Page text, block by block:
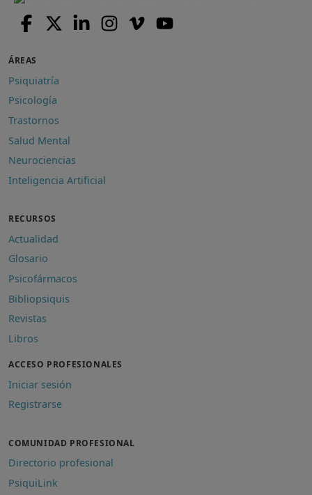
ÁREAS
Psiquiatría
Psicología
Trastornos
Salud Mental
Neurociencias
Inteligencia Artificial
RECURSOS
Actualidad
Glosario
Psicofármacos
Bibliopsiquis
Revistas
Libros
ACCESO PROFESIONALES
Iniciar sesión
Registrarse
COMUNIDAD PROFESIONAL
Directorio profesional
PsiquiLink